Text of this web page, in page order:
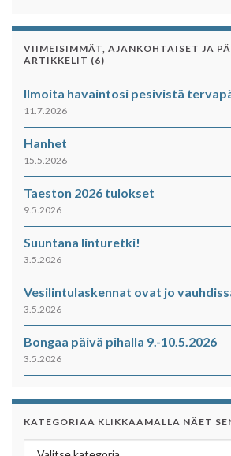
VIIMEISIMMÄT, AJANKOHTAISET JA
ARTIKKELIT (6)
Ilmoita havaintosi pesivistä
11.7.2026
Hanhet
15.5.2026
Taeston 2026 tulokset
9.5.2026
Suuntana linturetki!
3.5.2026
Vesilintulaskennat ovat jo
3.5.2026
Bongaa päivä pihalla 9.-10.5.2026
3.5.2026
KATEGORIAA KLIKKAAMALLA NÄET
Kategoriaa klikkaamalla näet sen